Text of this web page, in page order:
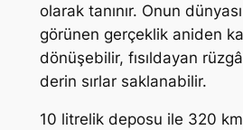
olarak tanınır. Onun
görünen gerçeklik aniden
dönüşebilir, fısıldayan
derin sırlar saklanabilir.
10 litrelik deposu ile 320